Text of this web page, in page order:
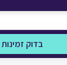
בדוק זמינות